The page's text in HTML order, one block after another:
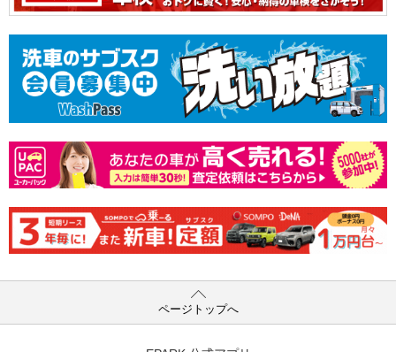
ページトップへ